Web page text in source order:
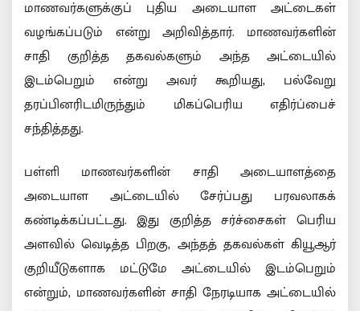
மாணவர்களுக்குப் புதிய அடையாள அட்டைகள்
வழங்கப்படும் என்று அறிவித்தார். மாணவர்களின்
சாதி குறித்த தகவல்களும் அந்த அட்டையில்
இடம்பெறும் என்று அவர் கூறியது, பல்வேறு
தரப்பினரிடமிருந்தும் மிகப்பெரிய எதிர்ப்பைச்
சந்தித்தது.
பள்ளி மாணவர்களின் சாதி அடையாளத்தை
அடையாள அட்டையில் சேர்ப்பது பரவலாகக்
கண்டிக்கப்பட்டது. இது குறித்த சர்ச்சைகள் பெரிய
அளவில் வெடித்த பிறகு, அந்தத் தகவல்கள் கியூஆர்
குறியீடுகளாக மட்டுமே அட்டையில் இடம்பெறும்
என்றும், மாணவர்களின் சாதி நேரடியாக அட்டையில்